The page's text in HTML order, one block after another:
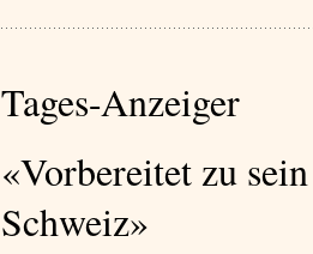
Tages-Anzeiger
«Vorbereitet zu
Schweiz»